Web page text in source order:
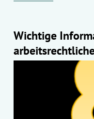
Wichtige